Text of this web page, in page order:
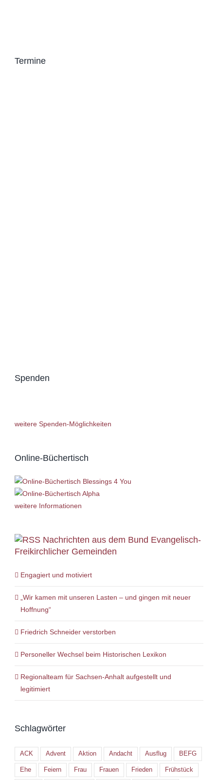
Termine
Spenden
weitere Spenden-Möglichkeiten
Online-Büchertisch
weitere Informationen
Nachrichten aus dem Bund Evangelisch-
Freikirchlicher Gemeinden
Engagiert und motiviert
„Wir kamen mit unseren Lasten – und gingen mit neuer
Hoffnung“
Friedrich Schneider verstorben
Personeller Wechsel beim Historischen Lexikon
Regionalteam für Sachsen-Anhalt aufgestellt und
legitimiert
Schlagwörter
ACK Advent Aktion Andacht Ausflug BEFG
Ehe Feiern Frau Frauen Frieden Frühstück